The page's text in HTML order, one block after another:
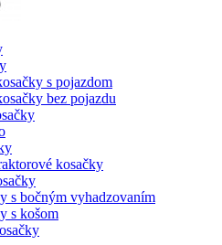
s pojazdom
bez pojazdu
s bočným vyhadzovaním
s košom